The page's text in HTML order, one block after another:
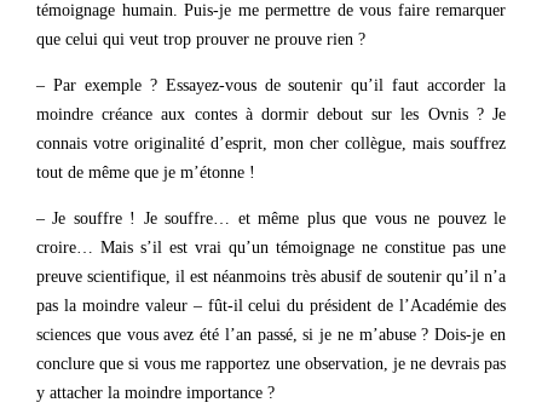
témoignage humain. Puis-je me permettre de vous faire remarquer
que celui qui veut trop prouver ne prouve rien ?
– Par exemple ? Essayez-vous de soutenir qu’il faut accorder la
moindre créance aux contes à dormir debout sur les Ovnis ? Je
connais votre originalité d’esprit, mon cher collègue, mais souffrez
tout de même que je m’étonne !
– Je souffre ! Je souffre… et même plus que vous ne pouvez le
croire… Mais s’il est vrai qu’un témoignage ne constitue pas une
preuve scientifique, il est néanmoins très abusif de soutenir qu’il n’a
pas la moindre valeur – fût-il celui du président de l’Académie des
sciences que vous avez été l’an passé, si je ne m’abuse ? Dois-je en
conclure que si vous me rapportez une observation, je ne devrais pas
y attacher la moindre importance ?